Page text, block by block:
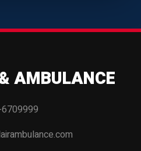
AMBULANCE